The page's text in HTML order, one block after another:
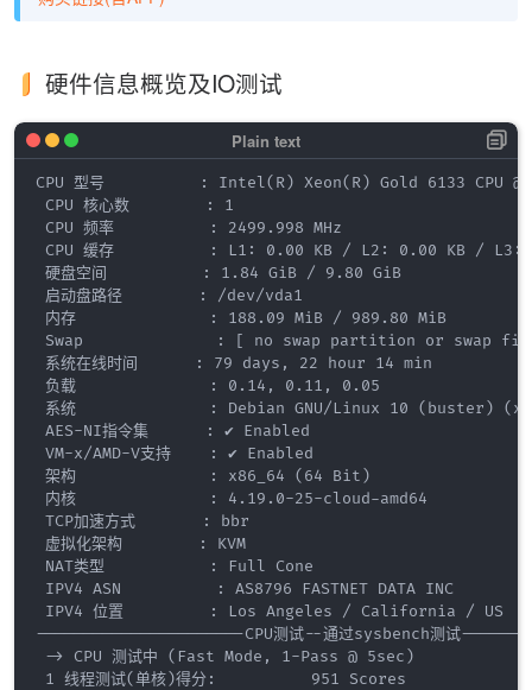
硬件信息概览及IO测试
CPU 型号          : Intel(R) Xeon(R) Gold 6133 CPU @
CPU 核心数        : 1
CPU 频率          : 2499.998 MHz
CPU 缓存          : L1: 0.00 KB / L2: 0.00 KB / L3:
硬盘空间          : 1.84 GiB / 9.80 GiB
启动盘路径        : /dev/vda1
内存              : 188.09 MiB / 989.80 MiB
Swap              : [ no swap partition or swap
系统在线时间      : 79 days, 22 hour 14 min
负载              : 0.14, 0.11, 0.05
系统              : Debian GNU/Linux 10 (buster)
AES-NI指令集      : ✔ Enabled
VM-x/AMD-V支持    : ✔ Enabled
架构              : x86_64 (64 Bit)
内核              : 4.19.0-25-cloud-amd64
TCP加速方式       : bbr
虚拟化架构        : KVM
NAT类型           : Full Cone
IPV4 ASN          : AS8796 FASTNET DATA INC
IPV4 位置         : Los Angeles / California / US
----------------------CPU测试--通过sysbench测试
-> CPU 测试中 (Fast Mode, 1-Pass @ 5sec)
1 线程测试(单核)得分:          951 Scores